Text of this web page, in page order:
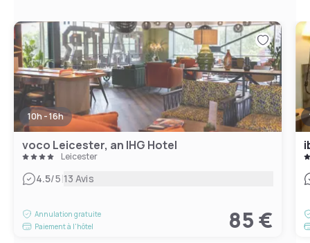
10h - 16h
voco Leicester, an IHG Hotel
Leicester
4.5/5|13 Avis
Annulation gratuite
Paiement à l'hôtel
85 €